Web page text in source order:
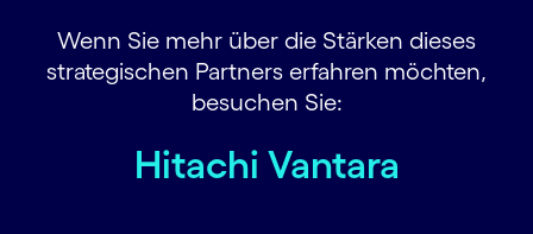
Wenn Sie mehr über die Stärken dieses
strategischen Partners erfahren möchten,
besuchen Sie:
Hitachi Vantara